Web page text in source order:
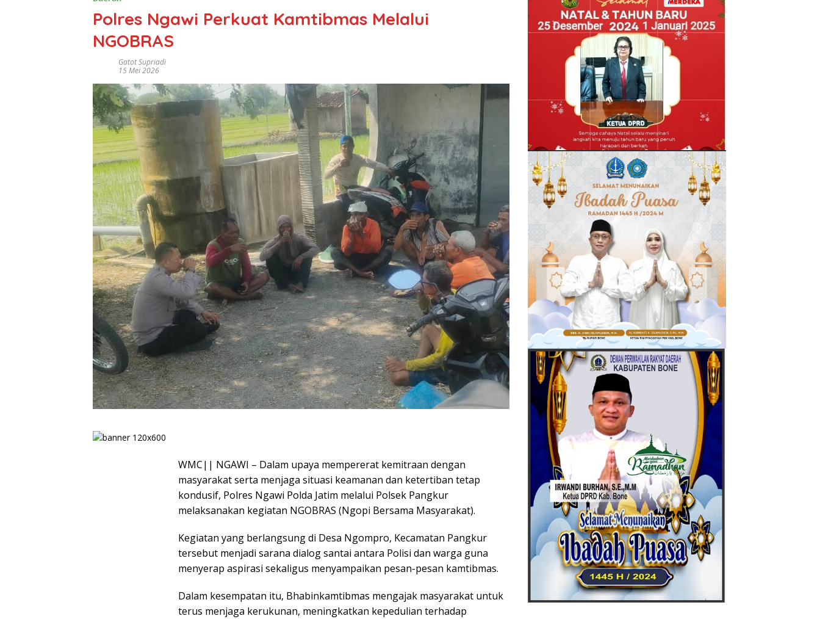
Polres Ngawi Perkuat Kamtibmas Melalui
NGOBRAS
Gatot Supriadi
15 Mei 2026
WMC|| NGAWI – Dalam upaya mempererat kemitraan dengan
masyarakat serta menjaga situasi keamanan dan ketertiban tetap
kondusif, Polres Ngawi Polda Jatim melalui Polsek Pangkur
melaksanakan kegiatan NGOBRAS (Ngopi Bersama Masyarakat).
Kegiatan yang berlangsung di Desa Ngompro, Kecamatan Pangkur
tersebut menjadi sarana dialog santai antara Polisi dan warga guna
menyerap aspirasi sekaligus menyampaikan pesan-pesan kamtibmas.
Dalam kesempatan itu, Bhabinkamtibmas mengajak masyarakat untuk
terus menjaga kerukunan, meningkatkan kepedulian terhadap